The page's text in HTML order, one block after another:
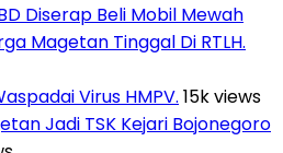
Diserap Beli Mobil Mewah
Magetan Tinggal Di RTLH.
Virus HMPV. 15k views
Jadi TSK Kejari Bojonegoro